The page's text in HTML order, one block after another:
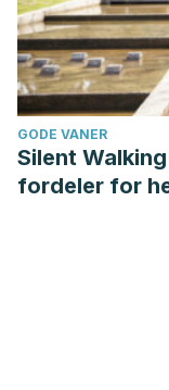
GODE VANER
Silent
fordeler for